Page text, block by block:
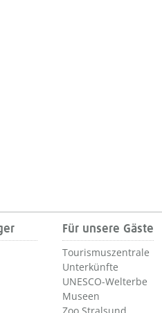
Für unsere Gäste
Tourismuszentrale
Unterkünfte
UNESCO-Welterbe
Museen